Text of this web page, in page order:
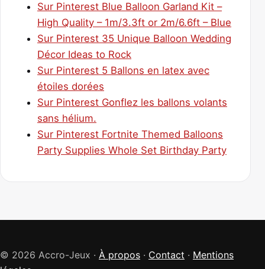
Sur Pinterest Blue Balloon Garland Kit –
High Quality – 1m/3.3ft or 2m/6.6ft – Blue
Sur Pinterest 35 Unique Balloon Wedding
Décor Ideas to Rock
Sur Pinterest 5 Ballons en latex avec
étoiles dorées
Sur Pinterest Gonflez les ballons volants
sans hélium.
Sur Pinterest Fortnite Themed Balloons
Party Supplies Whole Set Birthday Party
© 2026 Accro-Jeux · À propos · Contact · Mentions